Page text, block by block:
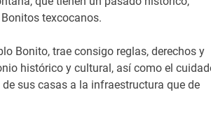
texcocanos.
Bonito, trae consigo reglas, derechos y
histórico y cultural, así como el
sus casas a la infraestructura que de